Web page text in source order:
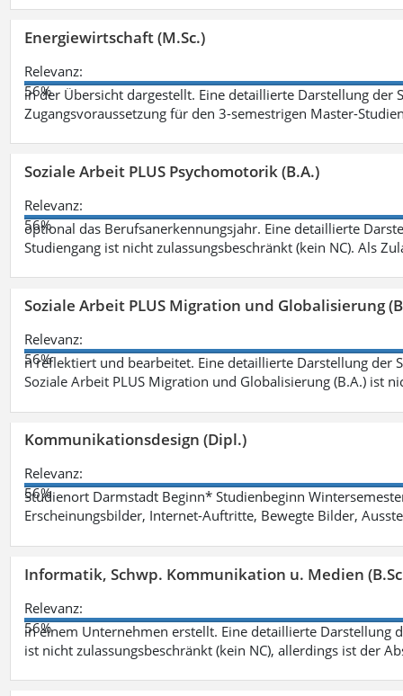
Energiewirtschaft (M.Sc.)
Relevanz:
56%
in der Übersicht dargestellt. Eine detaillierte Darstellung der
Zugangsvoraussetzung für den 3-semestrigen Master-
Soziale Arbeit PLUS Psychomotorik (B.A.)
Relevanz:
56%
optional das Berufsanerkennungsjahr. Eine detaillierte
Studiengang ist nicht zulassungsbeschränkt (kein NC). Als
Soziale Arbeit PLUS Migration und Globalisierung
Relevanz:
56%
n reflektiert und bearbeitet. Eine detaillierte Darstellung der
Soziale Arbeit PLUS Migration und Globalisierung (B.A.) ist
Kommunikationsdesign (Dipl.)
Relevanz:
56%
Studienort Darmstadt Beginn* Studienbeginn
Erscheinungsbilder, Internet-Auftritte, Bewegte Bilder,
Informatik, Schwp. Kommunikation u. Medien
Relevanz:
56%
in einem Unternehmen erstellt. Eine detaillierte Darstellung
ist nicht zulassungsbeschränkt (kein NC), allerdings ist der